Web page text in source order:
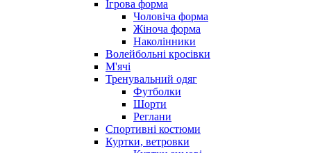
Ігрова форма
Чоловіча форма
Жіноча форма
Наколінники
Волейбольні кросівки
М'ячі
Тренувальний одяг
Футболки
Шорти
Реглани
Спортивні костюми
Куртки, ветровки